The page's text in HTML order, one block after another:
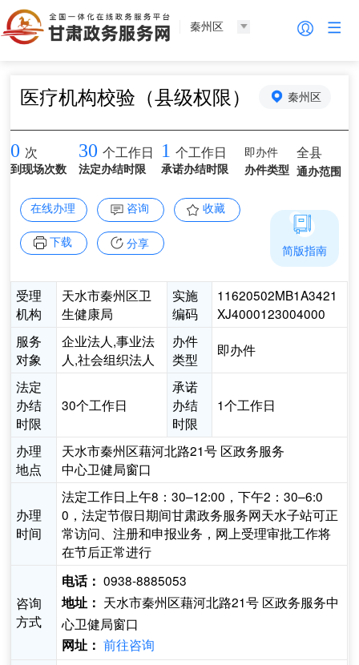
秦州区
医疗机构校验（县级权限） 秦州区
0 次
到现场次数
30 个工作日
法定办结时限
1 个工作日
承诺办结时限
即办件
办件类型
全县
通办范围
在线办理 咨询 收藏
下载 分享
受理
机构
天水市秦州区卫
生健康局
实施
编码
11620502MB1A3421
XJ4000123004000
服务
对象
企业法人,事业法
人,社会组织法人
办件
类型
即办件
法定
办结
时限
30个工作日
承诺
办结
时限
1个工作日
办理
地点
天水市秦州区藉河北路21号 区政务服务
中心卫健局窗口
办理
时间
法定工作日上午8：30–12:00，下午2：30–6:0
0，法定节假日期间甘肃政务服务网天水子站可正
常访问、注册和申报业务，网上受理审批工作将
在节后正常进行
咨询
方式
电话： 0938-8885053
地址： 天水市秦州区藉河北路21号 区政务服务中
心卫健局窗口
网址： 前往咨询
简版指南